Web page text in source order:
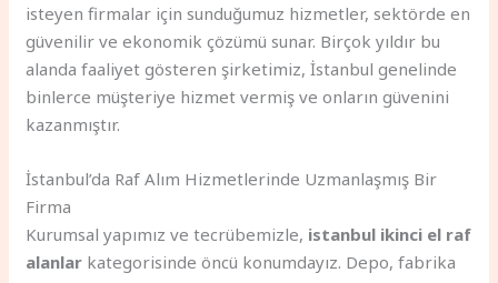
isteyen firmalar için sunduğumuz hizmetler, sektörde en
güvenilir ve ekonomik çözümü sunar. Birçok yıldır bu
alanda faaliyet gösteren şirketimiz, İstanbul genelinde
binlerce müşteriye hizmet vermiş ve onların güvenini
kazanmıştır.
İstanbul’da Raf Alım Hizmetlerinde Uzmanlaşmış Bir
Firma
Kurumsal yapımız ve tecrübemizle, istanbul ikinci el raf
alanlar kategorisinde öncü konumdayız. Depo, fabrika